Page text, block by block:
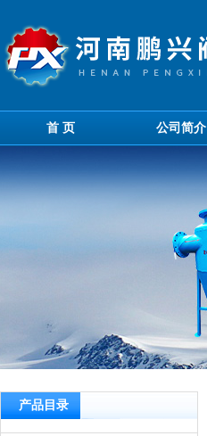
首 页 公司简介
产品目录